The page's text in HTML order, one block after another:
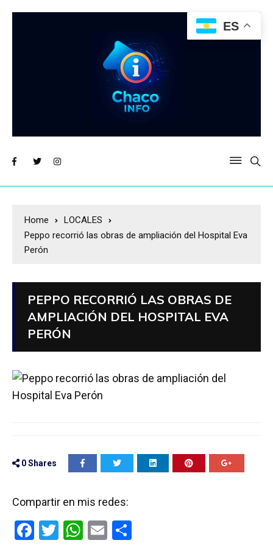
Home
LOCALES
Peppo recorrió las obras de ampliación del Hospital Eva
Perón
PEPPO RECORRIÓ LAS OBRAS DE
AMPLIACIÓN DEL HOSPITAL EVA
PERÓN
0Shares
Compartir en mis redes:
F
T
W E
ES